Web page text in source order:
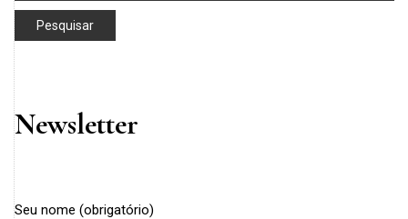
Newsletter
Seu nome (obrigatório)